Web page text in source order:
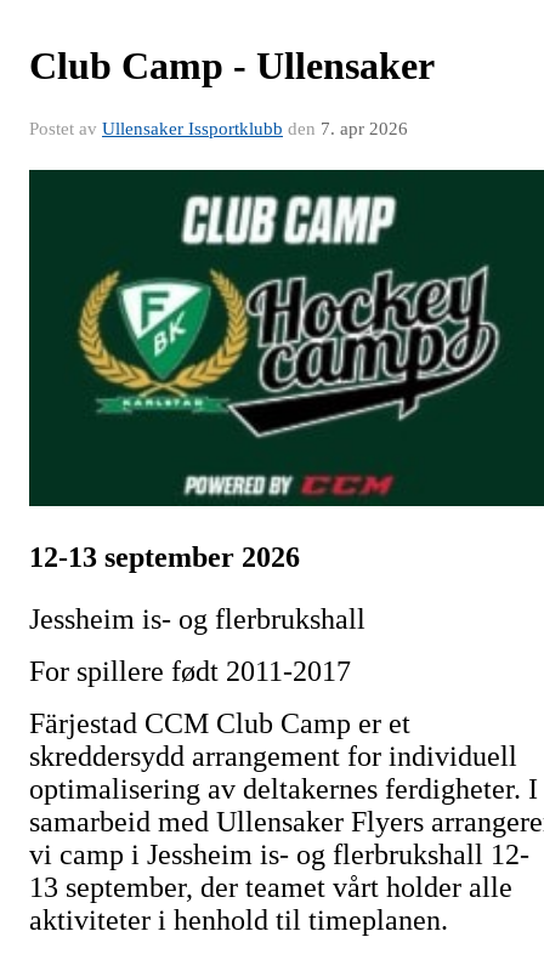
Club Camp - Ullensaker
Postet av Ullensaker Issportklubb den 7. apr 2026
12-13 september 2026
Jessheim is- og flerbrukshall
For spillere født 2011-2017
Färjestad CCM Club Camp er et
skreddersydd arrangement for individuell
optimalisering av deltakernes ferdigheter. I
samarbeid med Ullensaker Flyers
vi camp i Jessheim is- og flerbrukshall 12-
13 september, der teamet vårt holder alle
aktiviteter i henhold til timeplanen.